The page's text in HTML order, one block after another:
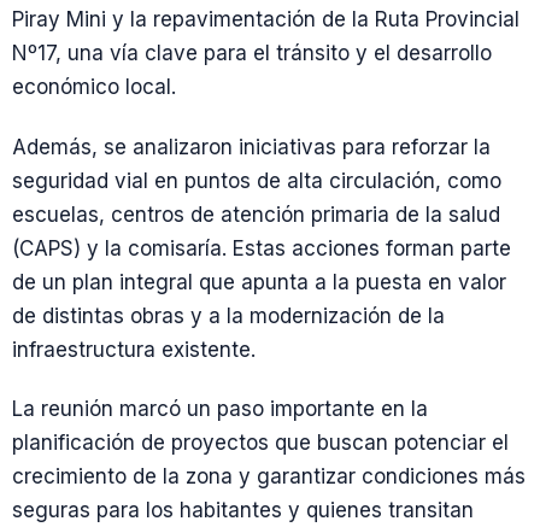
Piray Mini y la repavimentación de la Ruta Provincial
Nº17, una vía clave para el tránsito y el desarrollo
económico local.
Además, se analizaron iniciativas para reforzar la
seguridad vial en puntos de alta circulación, como
escuelas, centros de atención primaria de la salud
(CAPS) y la comisaría. Estas acciones forman parte
de un plan integral que apunta a la puesta en valor
de distintas obras y a la modernización de la
infraestructura existente.
La reunión marcó un paso importante en la
planificación de proyectos que buscan potenciar el
crecimiento de la zona y garantizar condiciones más
seguras para los habitantes y quienes transitan